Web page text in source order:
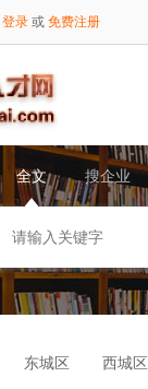
登录 或 免费注册
全文 搜企业
东城区 西城区